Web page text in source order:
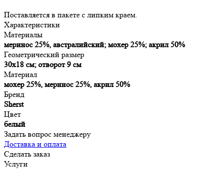
Поставляется в пакете с липким краем.
Характеристики
Материалы
меринос 25%, австралийский; мохер 25%; акрил 50%
Геометрический размер
30х18 см; отворот 9 см
Материал
мохер 25%, меринос 25%, акрил 50%
Бренд
Sherst
Цвет
белый
Задать вопрос менеджеру
Доставка и оплата
Сделать заказ
Услуги